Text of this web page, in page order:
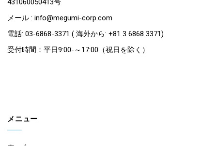
431060050413号
メール : info@megumi-corp.com
電話: 03-6868-3371 ( 海外から: +81 3 6868 3371)
受付時間：平日9:00-～17:00（祝日を除く）
メニュー